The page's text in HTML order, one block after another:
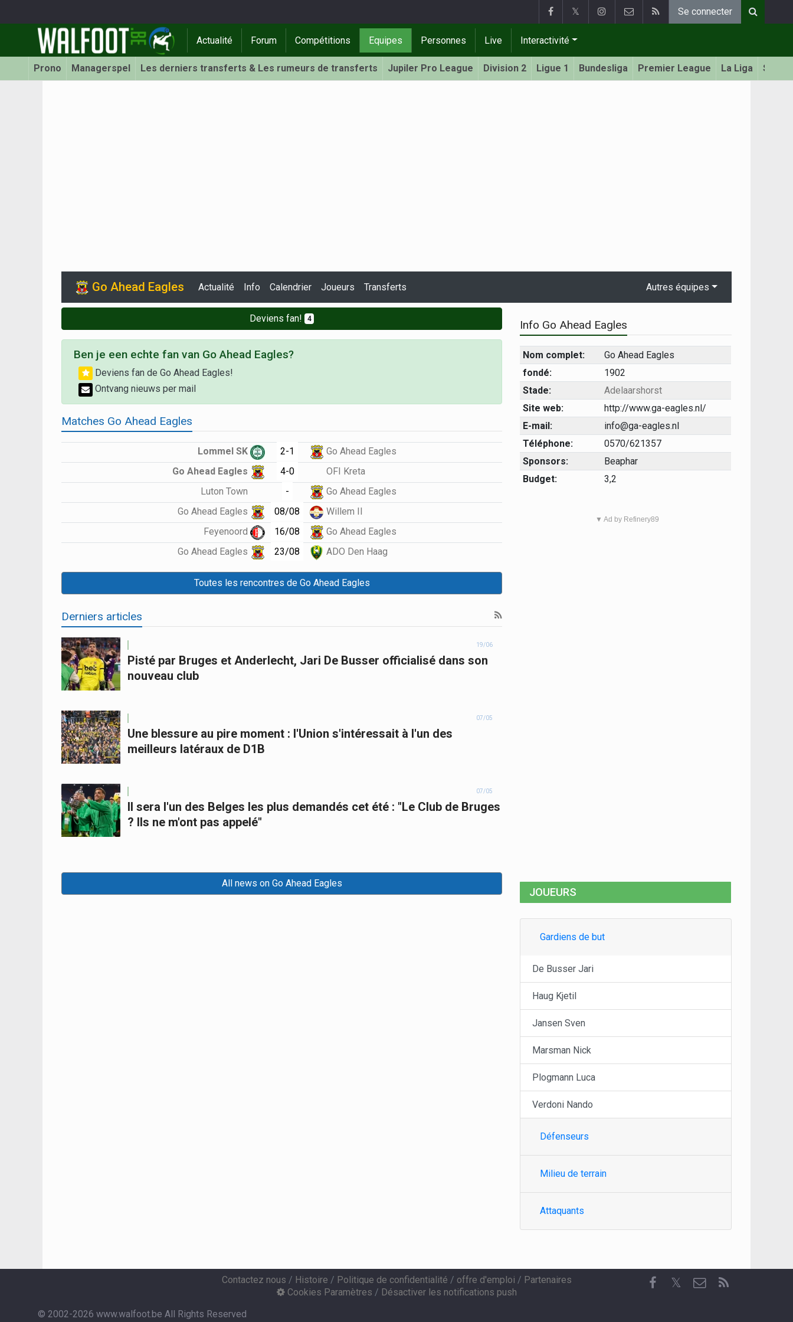
𝕏 Se connecter
Actualité Forum Compétitions Equipes Personnes Live Interactivité
Prono Managerspel Les derniers transferts & Les rumeurs de transferts Jupiler Pro League Division 2 Ligue 1 Bundesliga Premier League La Liga Serie
Go Ahead Eagles Actualité Info Calendrier Joueurs Transferts Autres équipes
Deviens fan! 4
Ben je een echte fan van Go Ahead Eagles?
Deviens fan de Go Ahead Eagles!
Ontvang nieuws per mail
Matches Go Ahead Eagles
Lommel SK 2-1
Go Ahead Eagles
Go Ahead Eagles
4-0
OFI Kreta
Luton Town
-
Go Ahead Eagles
Go Ahead Eagles
08/08
Willem II
Feyenoord
16/08
Go Ahead Eagles
Go Ahead Eagles
23/08 ADO Den Haag
Toutes les rencontres de Go Ahead Eagles
Derniers articles
19/06
Pisté par Bruges et Anderlecht, Jari De Busser officialisé dans son
nouveau club
07/05
Une blessure au pire moment : l'Union s'intéressait à l'un des
meilleurs latéraux de D1B
07/05
Il sera l'un des Belges les plus demandés cet été : "Le Club de Bruges
? Ils ne m'ont pas appelé"
All news on Go Ahead Eagles
Info Go Ahead Eagles
Nom complet:
Go Ahead Eagles
fondé:
1902
Stade:
Adelaarshorst
Site web:
http://www.ga-eagles.nl/
E-mail:
info@ga-eagles.nl
Téléphone:
0570/621357
Sponsors:
Beaphar
Budget:
3,2
▼ Ad by Refinery89
JOUEURS
Gardiens de but
De Busser Jari
Haug Kjetil
Jansen Sven
Marsman Nick
Plogmann Luca
Verdoni Nando
Défenseurs
Milieu de terrain
Attaquants
Contactez nous / Histoire / Politique de confidentialité / offre d'emploi / Partenaires
Cookies Paramètres / Désactiver les notifications push
© 2002-2026 www.walfoot.be All Rights Reserved
𝕏